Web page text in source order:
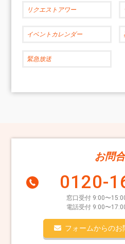
リクエストアワー
イベントカレンダー
緊急放送
お問
0120-
窓口受付 9:00〜
電話受付 9:00〜
フォームからのお